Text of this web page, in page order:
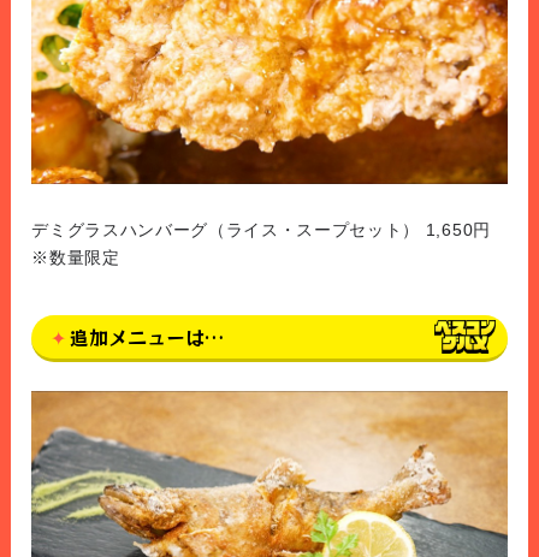
デミグラスハンバーグ（ライス・スープセット） 1,650円
※数量限定
追加メニューは…